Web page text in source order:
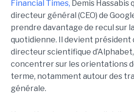
Financial Times, Demis Hassabis
directeur général (CEO) de
prendre davantage de recul sur
quotidienne. Il devient président
directeur scientifique
concentrer sur les orientations
terme, notamment autour des
générale.